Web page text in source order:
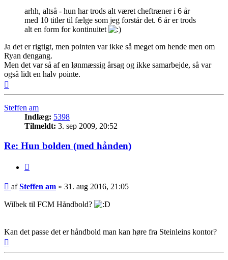
arhh, altså - hun har trods alt været cheftræner i 6 år
med 10 titler til fælge som jeg forstår det. 6 år er trods
alt en form for kontinuitet
Ja det er rigtigt, men pointen var ikke så meget om hende men om
Ryan dengang.
Men det var så af en lønmæssig årsag og ikke samarbejde, så var
også lidt en halv pointe.
Steffen am
Indlæg: 5398
Tilmeldt: 3. sep 2009, 20:52
Re: Hun bolden (med hånden)
Indlæg
afSteffen am » 31. aug 2016, 21:05
Wilbek til FCM Håndbold?
Kan det passe det er håndbold man kan høre fra Steinleins kontor?